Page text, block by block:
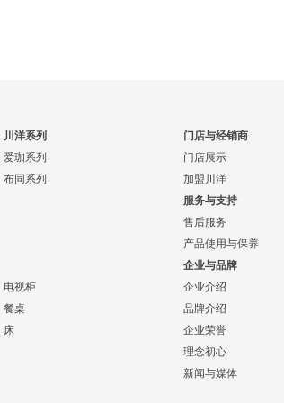
川洋系列
爱珈系列
布同系列
门店与经销商
门店展示
加盟川洋
服务与支持
售后服务
产品使用与保养
电视柜
餐桌
床
企业与品牌
企业介绍
品牌介绍
企业荣誉
理念初心
新闻与媒体